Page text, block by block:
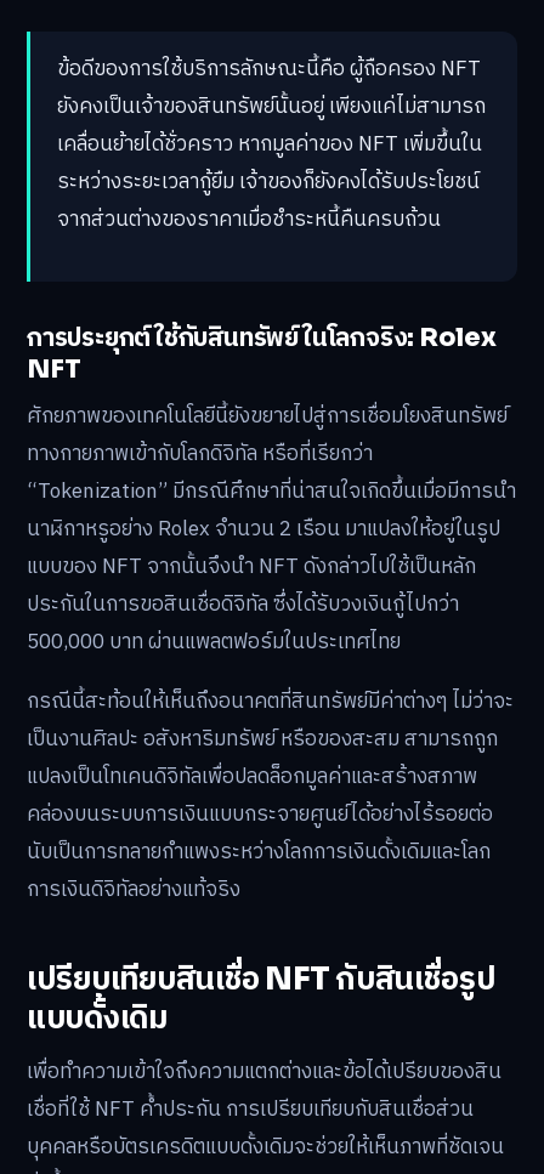
ข้อดีของการใช้บริการลักษณะนี้คือ ผู้ถือครอง NFT
ยังคงเป็นเจ้าของสินทรัพย์นั้นอยู่ เพียงแค่ไม่สามารถ
เคลื่อนย้ายได้ชั่วคราว หากมูลค่าของ NFT เพิ่มขึ้นใน
ระหว่างระยะเวลากู้ยืม เจ้าของก็ยังคงได้รับประโยชน์
จากส่วนต่างของราคาเมื่อชำระหนี้คืนครบถ้วน
การประยุกต์ใช้กับสินทรัพย์ในโลกจริง: Rolex
NFT
ศักยภาพของเทคโนโลยีนี้ยังขยายไปสู่การเชื่อมโยงสินทรัพย์
ทางกายภาพเข้ากับโลกดิจิทัล หรือที่เรียกว่า
“Tokenization” มีกรณีศึกษาที่น่าสนใจเกิดขึ้นเมื่อมีการนำ
นาฬิกาหรูอย่าง Rolex จำนวน 2 เรือน มาแปลงให้อยู่ในรูป
แบบของ NFT จากนั้นจึงนำ NFT ดังกล่าวไปใช้เป็นหลัก
ประกันในการขอสินเชื่อดิจิทัล ซึ่งได้รับวงเงินกู้ไปกว่า
500,000 บาท ผ่านแพลตฟอร์มในประเทศไทย
กรณีนี้สะท้อนให้เห็นถึงอนาคตที่สินทรัพย์มีค่าต่างๆ ไม่ว่าจะ
เป็นงานศิลปะ อสังหาริมทรัพย์ หรือของสะสม สามารถถูก
แปลงเป็นโทเคนดิจิทัลเพื่อปลดล็อกมูลค่าและสร้างสภาพ
คล่องบนระบบการเงินแบบกระจายศูนย์ได้อย่างไร้รอยต่อ
นับเป็นการทลายกำแพงระหว่างโลกการเงินดั้งเดิมและโลก
การเงินดิจิทัลอย่างแท้จริง
เปรียบเทียบสินเชื่อ NFT กับสินเชื่อรูป
แบบดั้งเดิม
เพื่อทำความเข้าใจถึงความแตกต่างและข้อได้เปรียบของสิน
เชื่อที่ใช้ NFT ค้ำประกัน การเปรียบเทียบกับสินเชื่อส่วน
บุคคลหรือบัตรเครดิตแบบดั้งเดิมจะช่วยให้เห็นภาพที่ชัดเจน